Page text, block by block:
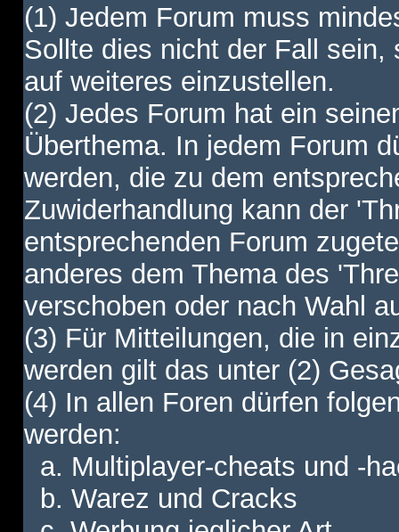
(1) Jedem Forum muss
Sollte dies nicht der Fall
auf weiteres einzustellen.
(2) Jedes Forum hat ein
Überthema. In jedem Forum
werden, die zu dem
Zuwiderhandlung kann der
entsprechenden Forum
anderes dem Thema des
verschoben oder nach Wahl
(3) Für Mitteilungen, die in
werden gilt das unter (2)
(4) In allen Foren dürfen
werden:
a. Multiplayer-cheats und -
b. Warez und Cracks